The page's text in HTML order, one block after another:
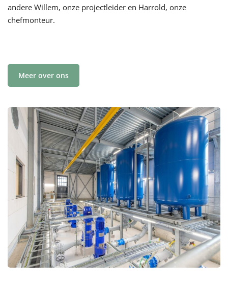
andere Willem, onze projectleider en Harrold, onze
chefmonteur.
Meer over ons